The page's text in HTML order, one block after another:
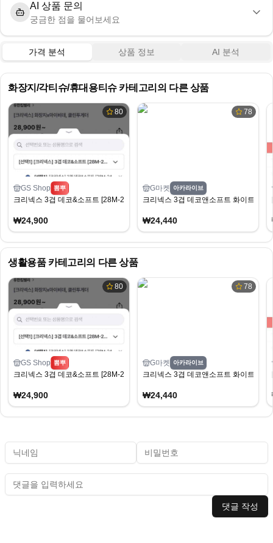
AI 상품 문의
궁금한 점을 물어보세요
가격 분석 상품 정보 AI 분석
화장지/각티슈/휴대용티슈카테고리의 다른 상품
80
GS Shop 뽐뿌
크리넥스 3겹 데코&소프트 [28M-24롤]X2팩 경유(24,900원/무배)
₩24,900
78
G마켓 아카라이브
크리넥스 3겹 데코앤소프트 화이트
₩24,440
생활용품카테고리의 다른 상품
80
GS Shop 뽐뿌
크리넥스 3겹 데코&소프트 [28M-24롤]X2팩 경유(24,900원/무배)
₩24,900
78
G마켓 아카라이브
크리넥스 3겹 데코앤소프트 화이트
₩24,440
댓글 작성